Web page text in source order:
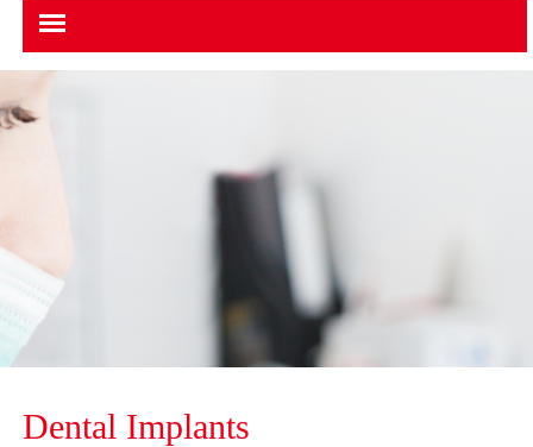
Dental Implants